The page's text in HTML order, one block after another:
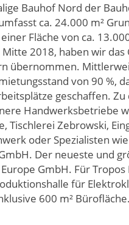
Bauhof Nord der
ca. 24.000 m²
Fläche von ca.
Mitte 2018, haben wir das
übernommen.
von 90 %,
geschaffen.
Handwerksbetriebe
Tischlerei Zebrowski,
oder Spezialisten
Der neueste und
GmbH. Für
für
600 m² Bürofläche.